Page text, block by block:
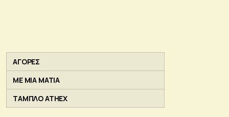
ΑΓΟΡΕΣ
ΜΕ ΜΙΑ ΜΑΤΙΑ
ΤΑΜΠΛΟ ATHEX